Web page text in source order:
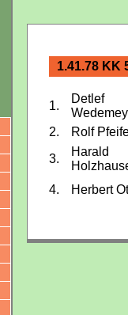
1.41.78 KK
1.
Detlef
2.
Rolf
3.
Harald
4.
Herbert